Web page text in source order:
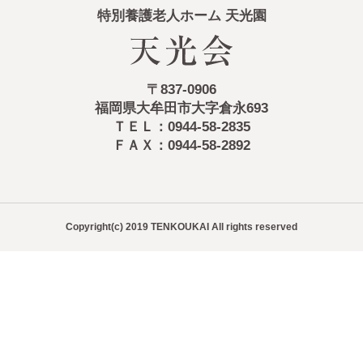
特別養護老人ホーム 天光園
〒837-0906
福岡県大牟田市大字倉永693
ＴＥＬ：0944-58-2835
ＦＡＸ：0944-58-2892
Copyright(c) 2019 TENKOUKAI All rights reserved